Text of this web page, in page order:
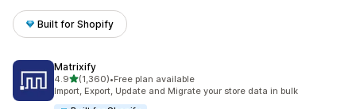
Built for Shopify
Matrixify
4.95つ星中
(1,360)
合計レビュー数：1360件
•Free plan available
Import, Export, Update and Migrate your store data in bulk